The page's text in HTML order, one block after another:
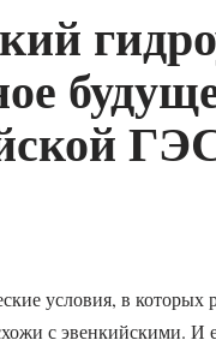
условия, в которых
с эвенкийскими. И